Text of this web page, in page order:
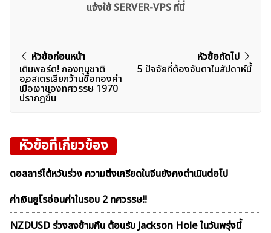
แจ้งใช้ SERVER-VPS ที่นี่
แนะแนว
เรื่อง
หัวข้อก่อนหน้า
เติมพอร์ต! กองทุนชาติ
ออสเตรเลียกว้านซื้อทองคำ
เมื่อเงาของทศวรรษ 1970
ปรากฏขึ้น
หัวข้อถัดไป
5 ปัจจัยที่ต้องจับตาในสัปดาห์นี้
หัวข้อที่เกี่ยวข้อง
ดอลลาร์ไต้หวันร่วง ความตึงเครียดในจีนยังคงดำเนินต่อไป
ค่าเงินยูโรอ่อนค่าในรอบ 2 ทศวรรษ!!
NZDUSD ร่วงลงข้ามคืน ต้อนรับ Jackson Hole ในวันพรุ่งนี้